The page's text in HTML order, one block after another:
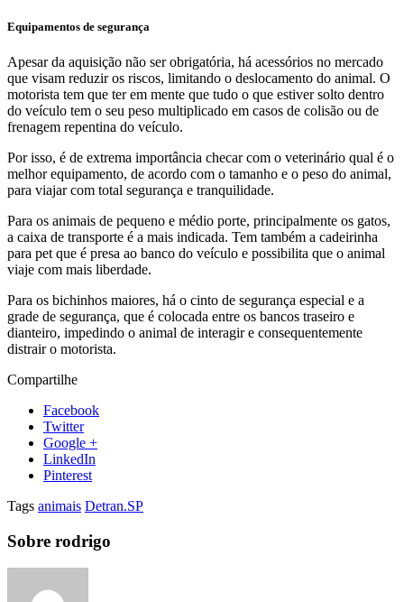
Equipamentos de segurança
Apesar da aquisição não ser obrigatória, há acessórios no mercado
que visam reduzir os riscos, limitando o deslocamento do animal. O
motorista tem que ter em mente que tudo o que estiver solto dentro
do veículo tem o seu peso multiplicado em casos de colisão ou de
frenagem repentina do veículo.
Por isso, é de extrema importância checar com o veterinário qual é o
melhor equipamento, de acordo com o tamanho e o peso do animal,
para viajar com total segurança e tranquilidade.
Para os animais de pequeno e médio porte, principalmente os gatos,
a caixa de transporte é a mais indicada. Tem também a cadeirinha
para pet que é presa ao banco do veículo e possibilita que o animal
viaje com mais liberdade.
Para os bichinhos maiores, há o cinto de segurança especial e a
grade de segurança, que é colocada entre os bancos traseiro e
dianteiro, impedindo o animal de interagir e consequentemente
distrair o motorista.
Compartilhe
Facebook
Twitter
Google +
LinkedIn
Pinterest
Tags animais Detran.SP
Sobre rodrigo